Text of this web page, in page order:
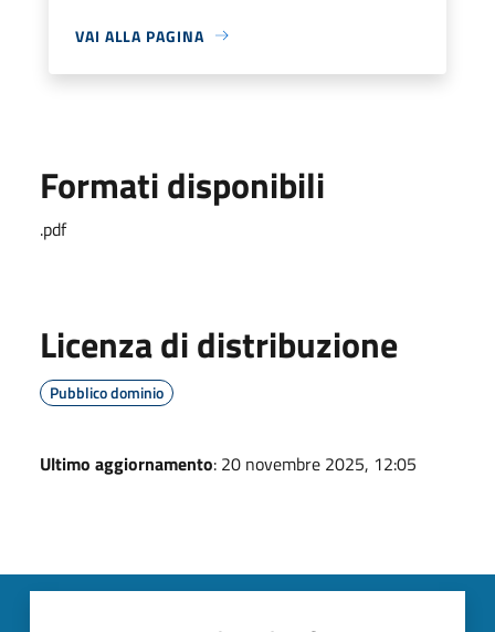
VAI ALLA PAGINA
Formati disponibili
.pdf
Licenza di distribuzione
Pubblico dominio
Ultimo aggiornamento: 20 novembre 2025, 12:05